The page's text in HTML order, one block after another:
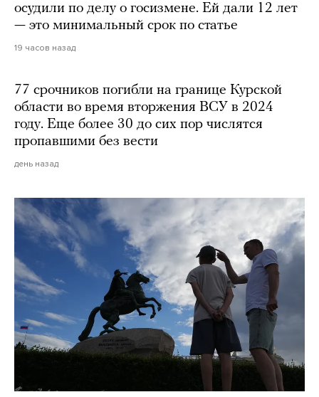
осудили по делу о госизмене. Ей дали 12 лет
— это минимальный срок по статье
19 часов назад
77 срочников погибли на границе Курской
области во время вторжения ВСУ в 2024
году. Еще более 30 до сих пор числятся
пропавшими без вести
день назад